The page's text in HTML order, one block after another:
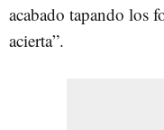
acabado tapando los
acierta”.